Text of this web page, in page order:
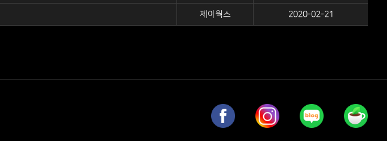
제이웍스 2020-02-21